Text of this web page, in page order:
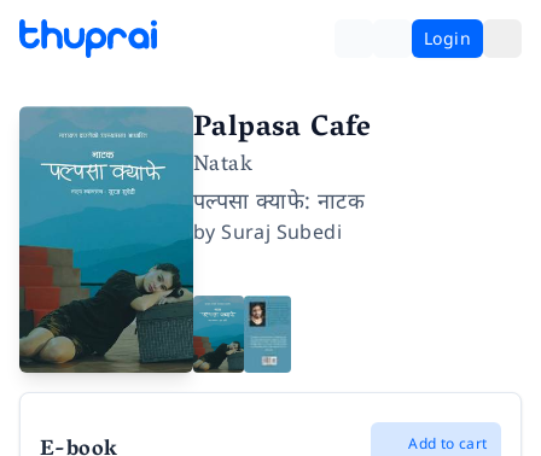
Login
Palpasa Cafe
Natak
पल्पसा क्याफे: नाटक
bySuraj Subedi
Add to cart